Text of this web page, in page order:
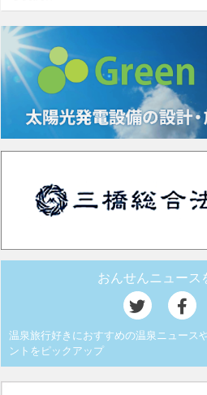
おんせんニュース
温泉旅行好きにおすすめの温泉ニュース
ントをピックアップ